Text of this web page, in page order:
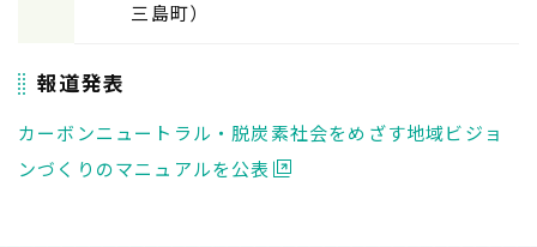
三島町）
報道発表
カーボンニュートラル・脱炭素社会をめざす地域ビジョ
ンづくりのマニュアルを公表